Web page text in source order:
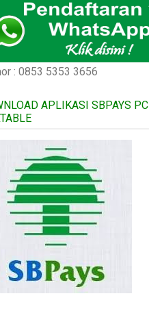
: 0853 5353 3656
APLIKASI SBPAYS PC